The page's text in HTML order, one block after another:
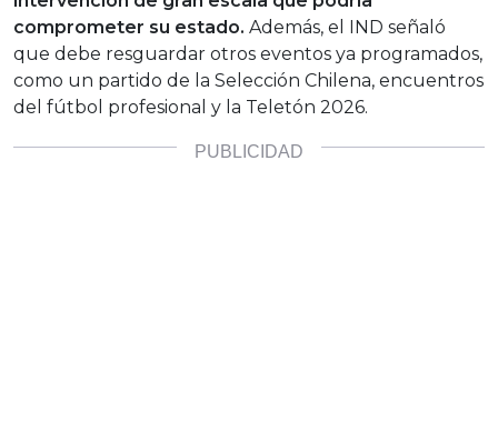
comprometer su estado. Además, el IND señaló
que debe resguardar otros eventos ya programados,
como un partido de la Selección Chilena, encuentros
del fútbol profesional y la Teletón 2026.